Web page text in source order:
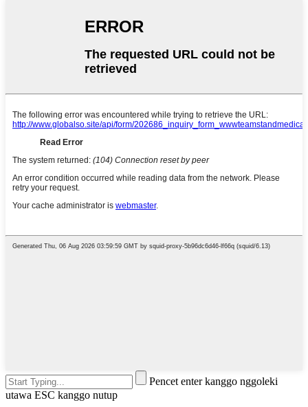
Pencet enter kanggo nggoleki
utawa ESC kanggo nutup